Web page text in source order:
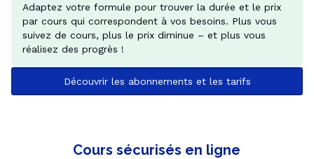
Adaptez votre formule pour trouver la durée et le prix
par cours qui correspondent à vos besoins. Plus vous
suivez de cours, plus le prix diminue – et plus vous
réalisez des progrès !
Découvrir les abonnements et les tarifs
Cours sécurisés en ligne